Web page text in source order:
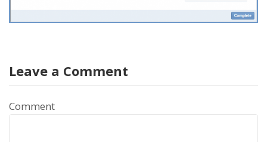
Leave a Comment
Comment